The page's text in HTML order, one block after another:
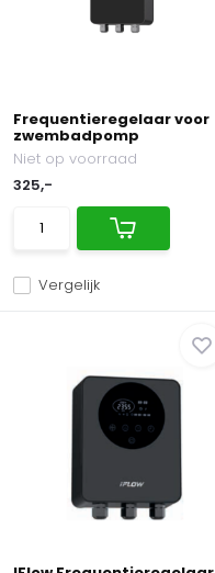
Frequentieregelaar voor
zwembadpomp
Vergelijk
Niet op voorraad
325,-